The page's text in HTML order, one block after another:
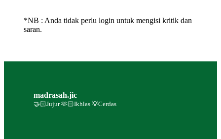
*NB : Anda tidak perlu login untuk mengisi kritik dan
saran.
madrasah.jic
🤝🏻Jujur 🫶🏻Ikhlas 💡Cerdas